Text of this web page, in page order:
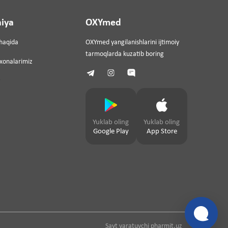
OXYmed
OXYmed yangilanishlarini ijtimoiy
tarmoqlarda kuzatib boring
Yuklab oling
Google Play
Yuklab oling
App Store
Sayt yaratuvchi pharmit.uz